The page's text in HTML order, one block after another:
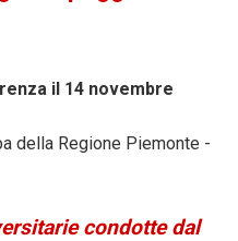
il 14 novembre
della Regione Piemonte -
condotte dal